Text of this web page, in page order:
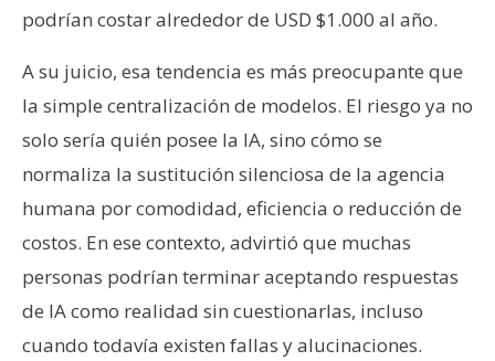
podrían costar alrededor de USD $1.000 al año.
A su juicio, esa tendencia es más preocupante que
la simple centralización de modelos. El riesgo ya no
solo sería quién posee la IA, sino cómo se
normaliza la sustitución silenciosa de la agencia
humana por comodidad, eficiencia o reducción de
costos. En ese contexto, advirtió que muchas
personas podrían terminar aceptando respuestas
de IA como realidad sin cuestionarlas, incluso
cuando todavía existen fallas y alucinaciones.